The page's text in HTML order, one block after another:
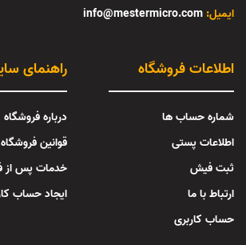
info@mestermicro.com :ایمیل
راهنمای
درباره فروشگاه
قوانین فروشگاه
خدمات پس از
ایجاد حساب
اطلاعات فروشگاه
شماره حساب ها
اطلاعات پستی
ثبت فیش
ارتباط با ما
حساب کاربری